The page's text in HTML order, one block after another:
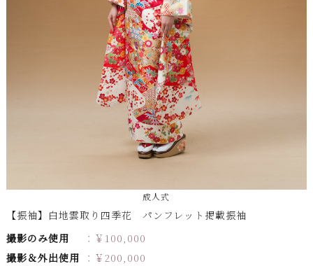
成人式
【振袖】白地雲取り四季花 パンフレット掲載振袖
撮影のみ使用
￥ 100,000
撮影＆外出使用
￥ 200,000